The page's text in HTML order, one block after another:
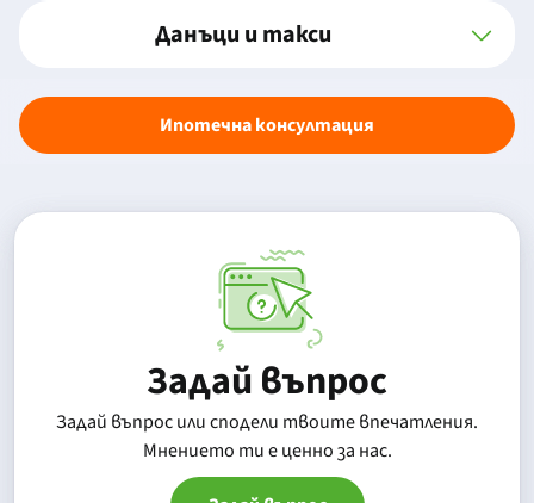
Данъци и такси
Ипотечна консултация
Задай въпрос
Задай въпрос или сподели твоите впечатления.
Mнението ти е ценно за нас.